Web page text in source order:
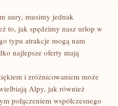
aury, musimy jednak
to, jak spędzimy nasz urlop w
typu atrakcje mogą nam
najlepsze oferty mają
i zróżnicowaniem może
Alpy, jak również
połączeniem współczesnego